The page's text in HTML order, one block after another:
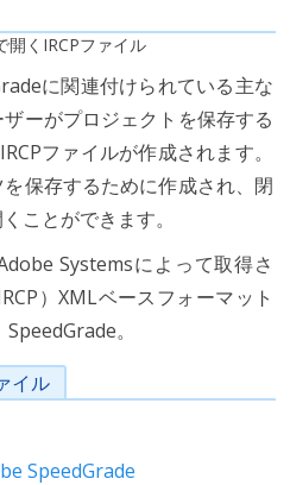
開くIRCPファイル
に関連付けられている主な
ーがプロジェクトを保存する
ファイルが作成されます。
保存するために作成され、閉
ことができます。
Systemsによって取得さ
）XMLベースフォーマット
。
イル
SpeedGrade